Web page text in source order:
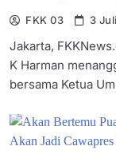
FKK 03 3
Jakarta,
K Harman
bersama Ketua